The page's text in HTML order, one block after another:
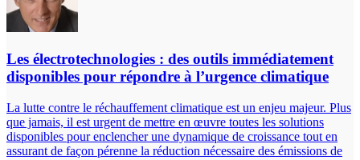
Les électrotechnologies : des outils immédiatement
disponibles pour répondre à l’urgence climatique
La lutte contre le réchauffement climatique est un enjeu majeur. Plus
que jamais, il est urgent de mettre en œuvre toutes les solutions
disponibles pour enclencher une dynamique de croissance tout en
assurant de façon pérenne la réduction nécessaire des émissions de